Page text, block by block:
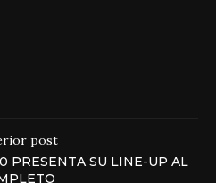
post
PRESENTA SU LINE-UP AL